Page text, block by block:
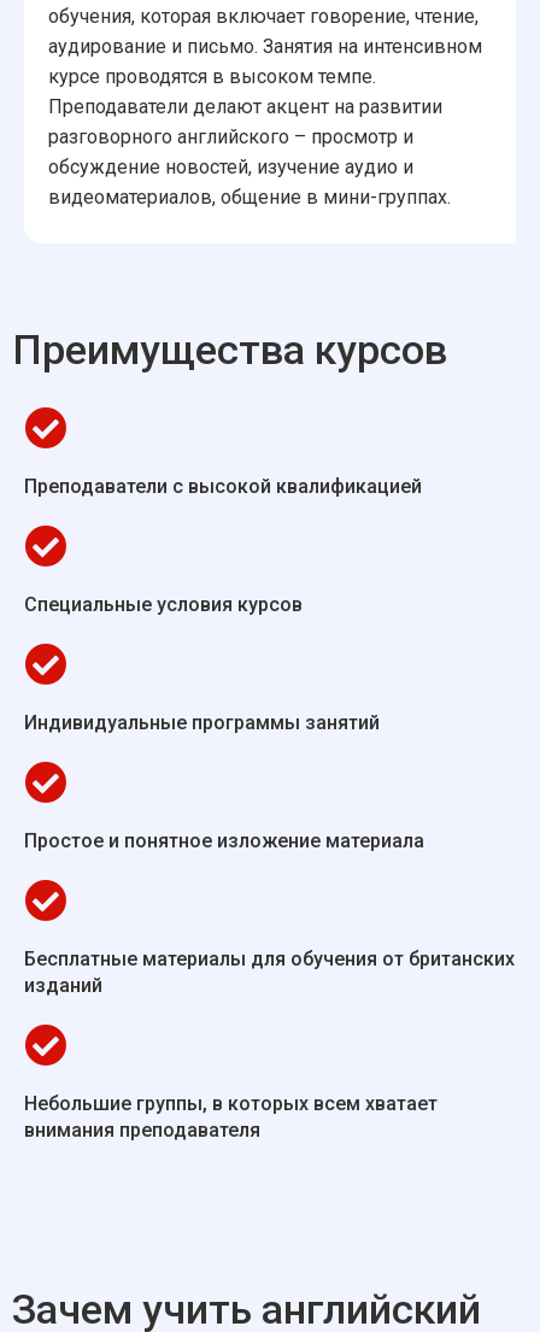
обучения, которая включает говорение, чтение,
аудирование и письмо. Занятия на интенсивном
курсе проводятся в высоком темпе.
Преподаватели делают акцент на развитии
разговорного английского – просмотр и
обсуждение новостей, изучение аудио и
видеоматериалов, общение в мини-группах.
Преимущества курсов
Преподаватели с высокой квалификацией
Специальные условия курсов
Индивидуальные программы занятий
Простое и понятное изложение материала
Бесплатные материалы для обучения от британских
изданий
Небольшие группы, в которых всем хватает
внимания преподавателя
Зачем учить английский